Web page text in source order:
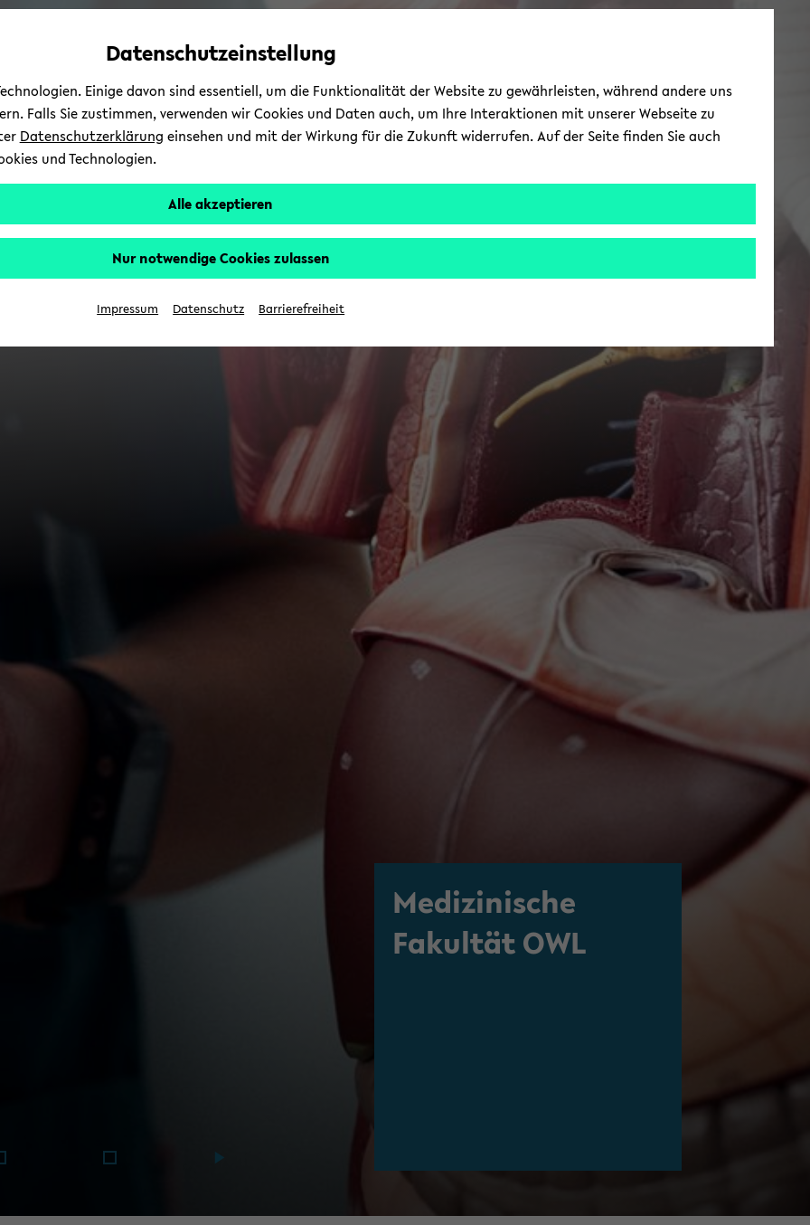
Automatische
vermeiden
zum
wechseln
zum
wechseln
zum
wechseln
Medizinische
Fakul­tät OWL
Datenschutzeinstellung
Einige davon sind essentiell, um die Funktionalität der Website zu gewährleisten, während andere uns
Falls Sie zustimmen, verwenden wir Cookies und Daten auch, um Ihre Interaktionen mit unserer Webseite zu
Datenschutzerklärung einsehen und mit der Wirkung für die Zukunft widerrufen. Auf der Seite finden Sie auch
und Technologien.
Alle akzeptieren
Nur notwendige Cookies zulassen
Impressum Datenschutz Barrierefreiheit